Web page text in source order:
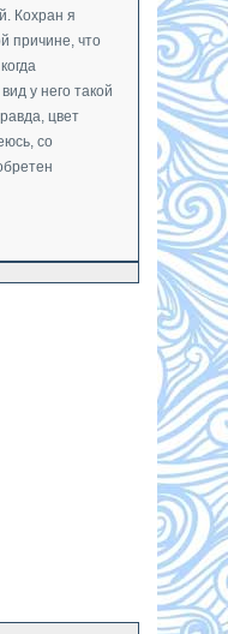
Кохран я
причине, что
у него такой
цвет
со